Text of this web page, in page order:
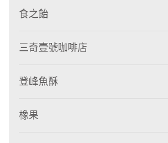
食之飴
三奇壹號咖啡店
登峰魚酥
橡果